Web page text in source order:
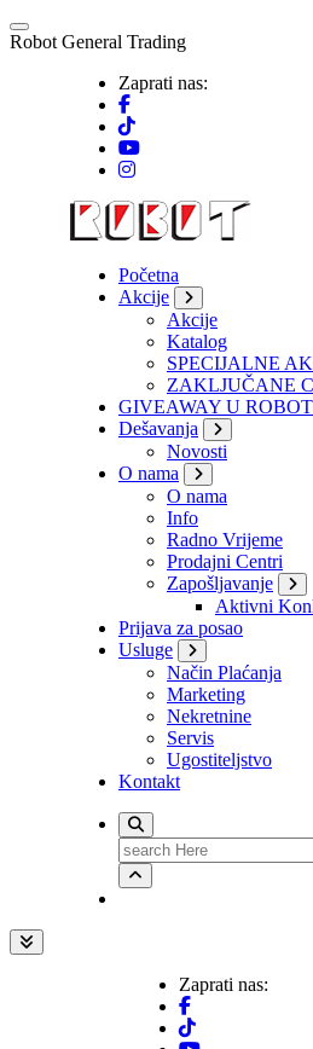
Skip
to
Robot General Trading
Zaprati nas:
Početna
Akcije
Akcije
Katalog
SPECIJALNE
ZAKLJUČANE
GIVEAWAY U
Dešavanja
Novosti
O nama
O nama
Info
Radno Vrijeme
Prodajni Centri
Zapošljavanje
Aktivni
Prijava za posao
Usluge
Način Plaćanja
Marketing
Nekretnine
Servis
Ugostiteljstvo
Kontakt
Search
for:
Zaprati nas: